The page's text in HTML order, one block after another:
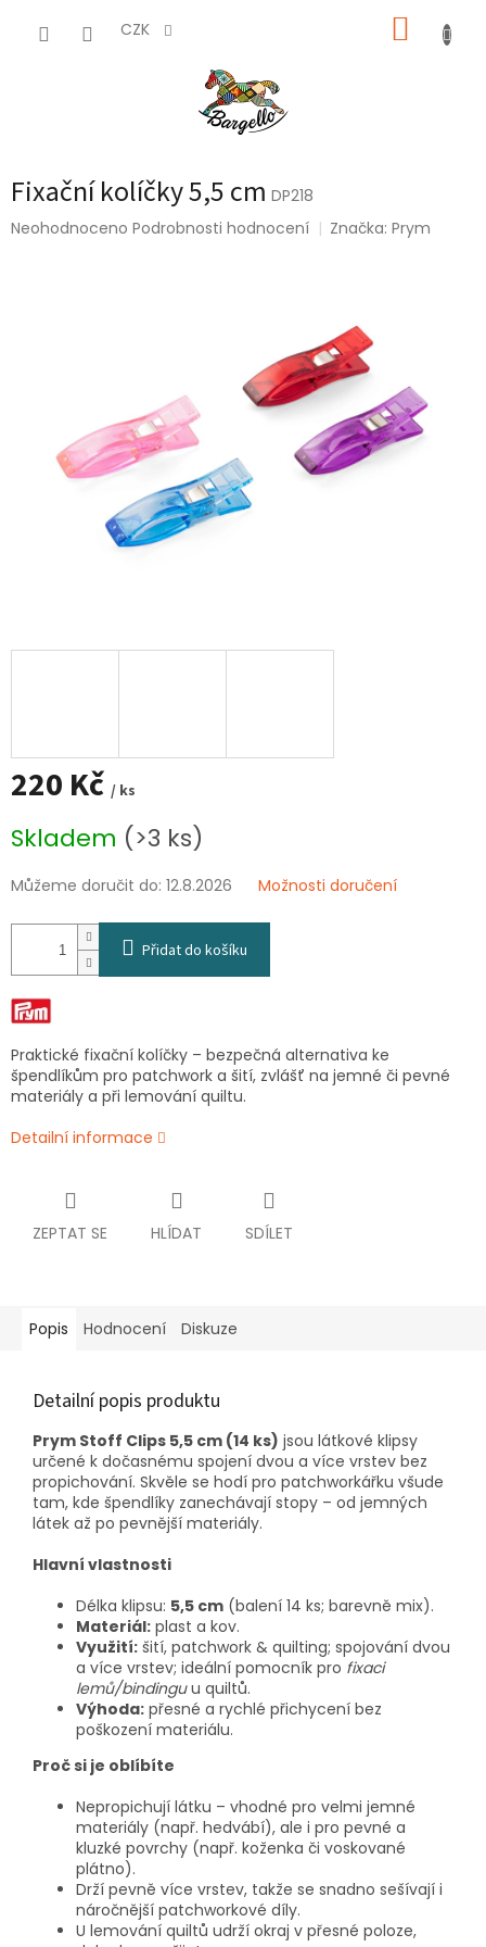
CZK
Fixační kolíčky 5,5 cm DP218
Průměrné
Neohodnoceno Podrobnosti hodnocení Značka:Prym
220 Kč / ks
cena:
Skladem (>3 ks)
Můžeme doručit do: 12.8.2026 Možnosti doručení
Přidat do košíku
Praktické fixační kolíčky – bezpečná alternativa ke
špendlíkům pro patchwork a šití, zvlášť na jemné či pevné
materiály a při lemování quiltu.
Detailní informace
ZEPTAT SE HLÍDAT SDÍLET
Popis Hodnocení Diskuze
Detailní popis produktu
Prym Stoff Clips 5,5 cm (14 ks) jsou látkové klipsy
určené k dočasnému spojení dvou a více vrstev bez
propichování. Skvěle se hodí pro patchworkářku všude
tam, kde špendlíky zanechávají stopy – od jemných
látek až po pevnější materiály.
Hlavní vlastnosti
Délka klipsu: 5,5 cm (balení 14 ks; barevně mix).
Materiál: plast a kov.
Využití: šití, patchwork & quilting; spojování dvou
a více vrstev; ideální pomocník pro fixaci
lemů/bindinguu quiltů.
Výhoda: přesné a rychlé přichycení bez
poškození materiálu.
Proč si je oblíbíte
Nepropichují látku – vhodné pro velmi jemné
materiály (např. hedvábí), ale i pro pevné a
kluzké povrchy (např. koženka či voskované
plátno).
Drží pevně více vrstev, takže se snadno sešívají i
náročnější patchworkové díly.
U lemování quiltů udrží okraj v přesné poloze,